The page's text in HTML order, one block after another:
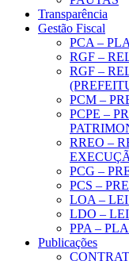
Transparência
Gestão Fiscal
PCA –
RGF –
RGF –
PCM –
PCPE –
RREO –
PCG –
PCS –
LOA –
LDO –
PPA –
Publicações